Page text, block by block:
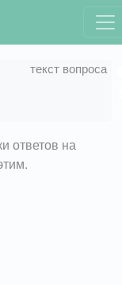
ответов на